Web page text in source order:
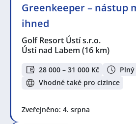
Greenkeeper – nástup
ihned
Golf Resort Ústí s.r.o.
Ústí nad Labem (16 km)
28 000 – 31 000 Kč
Vhodné také pro cizince
Zveřejněno: 4. srpna